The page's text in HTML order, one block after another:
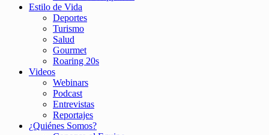
Estilo de Vida
Deportes
Turismo
Salud
Gourmet
Roaring 20s
Videos
Webinars
Podcast
Entrevistas
Reportajes
¿Quiénes Somos?